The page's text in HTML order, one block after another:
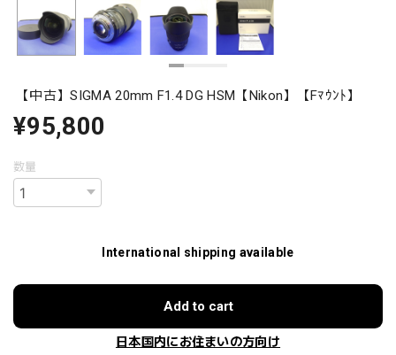
【中古】SIGMA 20mm F1.4 DG HSM【Nikon】【Fﾏｳﾝﾄ】
¥95,800
数量
International shipping available
Add to cart
日本国内にお住まいの方向け